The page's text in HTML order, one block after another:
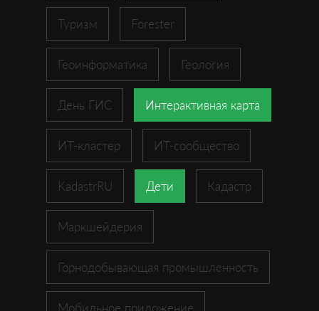
Туризм Forester
Геоинформатика Геология
День ГИС Интерактивная карта
ИТ-кластер ИТ-сообщество
KadastrRU Дети Кадастр
Маркшейдерия
Горнодобывающая промышленность
Мобильное приложение